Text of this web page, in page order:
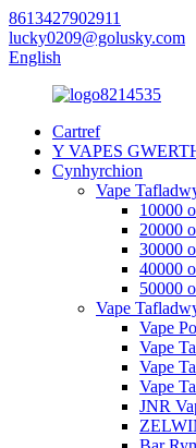
8613427902911
lucky0209@golusky.com
English
Cartref
Y VAPES
Cynhyrchion
Vape
10000
20000
30000
40000
50000
Vape
Vape
Vape
Vape
Vape
JNR